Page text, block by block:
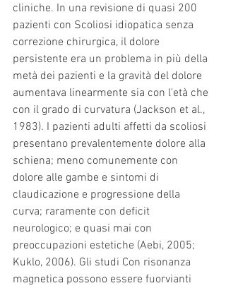
cliniche. In una revisione di quasi 200
pazienti con Scoliosi idiopatica senza
correzione chirurgica, il dolore
persistente era un problema in più della
metà dei pazienti e la gravità del dolore
aumentava linearmente sia con l'età che
con il grado di curvatura (Jackson et al.,
1983). I pazienti adulti affetti da scoliosi
presentano prevalentemente dolore alla
schiena; meno comunemente con
dolore alle gambe e sintomi di
claudicazione e progressione della
curva; raramente con deficit
neurologico; e quasi mai con
preoccupazioni estetiche (Aebi, 2005;
Kuklo, 2006). Gli studi Con risonanza
magnetica possono essere fuorvianti